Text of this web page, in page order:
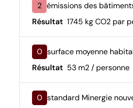
2 émissions des
Résultat 1745 kg CO2 par
0 surface moyenne
Résultat 53 m2 / personne
0 standard Minergie